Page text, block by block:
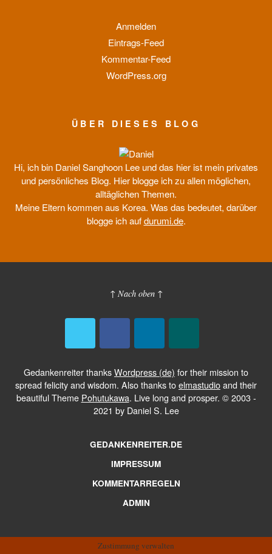
Anmelden
Eintrags-Feed
Kommentar-Feed
WordPress.org
ÜBER DIESES BLOG
Hi, ich bin Daniel Sanghoon Lee und das hier ist mein privates
und persönliches Blog. Hier blogge ich zu allen möglichen,
alltäglichen Themen.
Meine Eltern kommen aus Korea. Was das bedeutet, darüber
blogge ich aufdurumi.de.
↑ Nach oben ↑
Gedankenreiter thanksWordpress (de) for their mission to
spread felicity and wisdom. Also thanks toelmastudioand their
beautiful Theme Pohutukawa. Live long and prosper. © 2003 -
2021 by Daniel S. Lee
GEDANKENREITER.DE
IMPRESSUM
KOMMENTARREGELN
ADMIN
Zustimmung verwalten